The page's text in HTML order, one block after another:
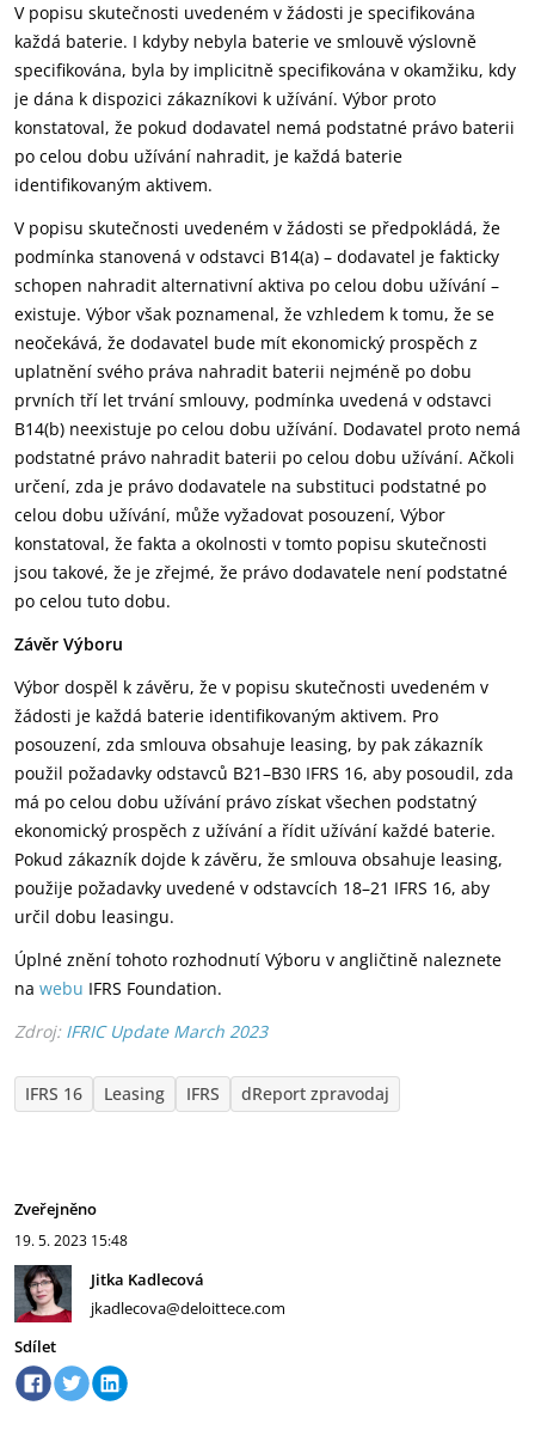
V popisu skutečnosti uvedeném v žádosti je specifikována
každá baterie. I kdyby nebyla baterie ve smlouvě výslovně
specifikována, byla by implicitně specifikována v okamžiku, kdy
je dána k dispozici zákazníkovi k užívání. Výbor proto
konstatoval, že pokud dodavatel nemá podstatné právo baterii
po celou dobu užívání nahradit, je každá baterie
identifikovaným aktivem.
V popisu skutečnosti uvedeném v žádosti se předpokládá, že
podmínka stanovená v odstavci B14(a) – dodavatel je fakticky
schopen nahradit alternativní aktiva po celou dobu užívání –
existuje. Výbor však poznamenal, že vzhledem k tomu, že se
neočekává, že dodavatel bude mít ekonomický prospěch z
uplatnění svého práva nahradit baterii nejméně po dobu
prvních tří let trvání smlouvy, podmínka uvedená v odstavci
B14(b) neexistuje po celou dobu užívání. Dodavatel proto nemá
podstatné právo nahradit baterii po celou dobu užívání. Ačkoli
určení, zda je právo dodavatele na substituci podstatné po
celou dobu užívání, může vyžadovat posouzení, Výbor
konstatoval, že fakta a okolnosti v tomto popisu skutečnosti
jsou takové, že je zřejmé, že právo dodavatele není podstatné
po celou tuto dobu.
Závěr Výboru
Výbor dospěl k závěru, že v popisu skutečnosti uvedeném v
žádosti je každá baterie identifikovaným aktivem. Pro
posouzení, zda smlouva obsahuje leasing, by pak zákazník
použil požadavky odstavců B21–B30 IFRS 16, aby posoudil, zda
má po celou dobu užívání právo získat všechen podstatný
ekonomický prospěch z užívání a řídit užívání každé baterie.
Pokud zákazník dojde k závěru, že smlouva obsahuje leasing,
použije požadavky uvedené v odstavcích 18–21 IFRS 16, aby
určil dobu leasingu.
Úplné znění tohoto rozhodnutí Výboru v angličtině naleznete
na webu IFRS Foundation.
Zdroj: IFRIC Update March 2023
IFRS 16 Leasing IFRS dReport zpravodaj
Zveřejněno
19. 5. 2023 15:48
Jitka Kadlecová
jkadlecova@deloittece.com
Sdílet